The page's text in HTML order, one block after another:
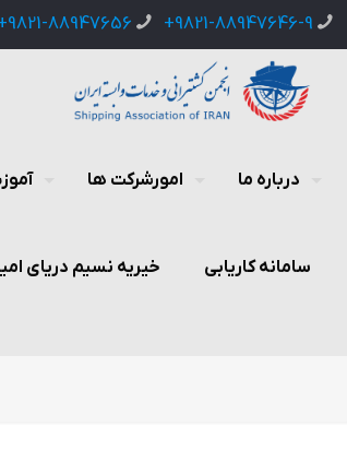
9821-88947646-9+
9821-88947656+
درباره ما امورشرکت ها
سامانه کاریابی خیریه نسیم دریای